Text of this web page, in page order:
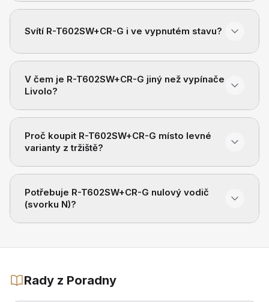
Svítí R-T602SW+CR-G i ve vypnutém stavu?
V čem je R-T602SW+CR-G jiný než vypínače
Livolo?
Proč koupit R-T602SW+CR-G místo levné
varianty z tržiště?
Potřebuje R-T602SW+CR-G nulový vodič
(svorku N)?
Rady z Poradny